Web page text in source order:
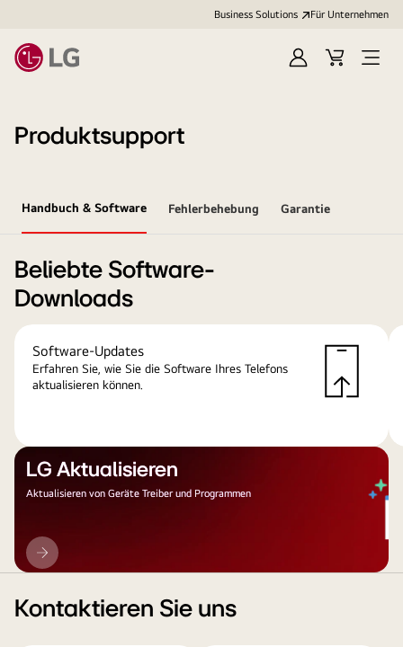
Business Solutions Für Unternehmen
Anmelden
Cart
Open
Produktsupport
Handbuch & Software Fehlerbehebung Garantie
Beliebte Software-
Downloads
Software-Updates
Erfahren Sie, wie Sie die Software Ihres Telefons
aktualisieren können.
LG Aktualisieren
Aktualisieren von Geräte Treiber und Programmen
LG
Aktualisieren
Kontaktieren Sie uns